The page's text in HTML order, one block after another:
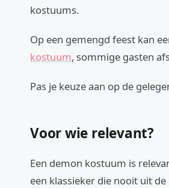
kostuums.
Op een gemengd feest kan
kostuum, sommige gasten
Pas je keuze aan op de
Voor wie relevant?
Een demon kostuum is
een klassieker die nooit uit